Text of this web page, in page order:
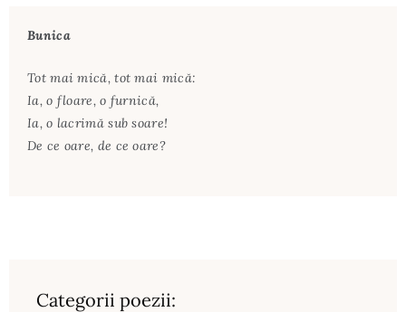
Bunica
Tot mai mică, tot mai mică:
Ia, o floare, o furnică,
Ia, o lacrimă sub soare!
De ce oare, de ce oare?
Categorii poezii: